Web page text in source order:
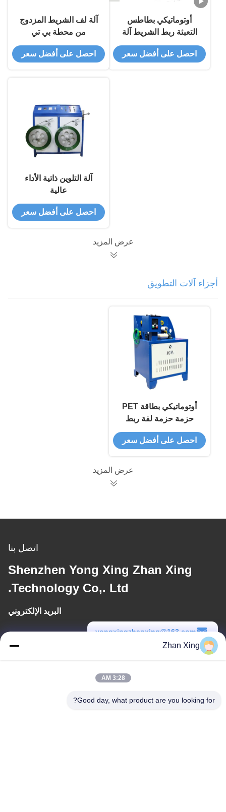
أوتوماتيكي بطاطس
التعبئة ربط الشريط آلة
التلف مزدوجة محطة ربط
الملف
احصل على أفضل سعر
آلة لف الشريط المزدوج
من محطة بي تي
احصل على أفضل سعر
آلة التلوين ذاتية الأداء
عالية
احصل على أفضل سعر
عرض المزيد
أجزاء آلات التطويق
أوتوماتيكي بطاقة PET
حزمة حزمة لفة ربط
الشريط آلة التلف
احصل على أفضل سعر
عرض المزيد
اتصل بنا
Shenzhen Yong Xing Zhan Xing
Technology Co,. Ltd.
البريد الإلكتروني
yongxingzhanxing@163.com
Zhan Xing
3:28 AM
Good day, what product are you looking for?